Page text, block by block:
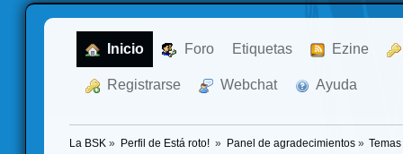
Inicio Foro Etiquetas Ezine
Registrarse Webchat Ayuda
La BSK » Perfil de Está roto! » Panel de agradecimientos»